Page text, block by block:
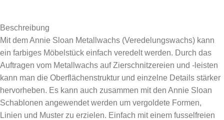
Beschreibung
Mit dem Annie Sloan Metallwachs (Veredelungswachs) kann
ein farbiges Möbelstück einfach veredelt werden. Durch das
Auftragen vom Metallwachs auf Zierschnitzereien und -leisten
kann man die Oberflächenstruktur und einzelne Details stärker
hervorheben. Es kann auch zusammen mit den Annie Sloan
Schablonen angewendet werden um vergoldete Formen,
Linien und Muster zu erzielen. Einfach mit einem fusselfreien